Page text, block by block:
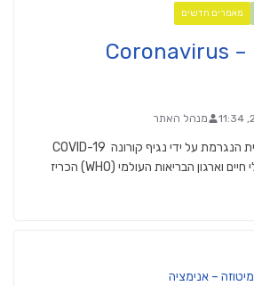
מאמרים חדשים
מה זה קורונה Coronavirus –
מנהל האתר
הוא עבר לבני אדם מבעלי חיים וארגון הבריאות העולמי (WHO) הכריז
מיטוזה – אנימציה